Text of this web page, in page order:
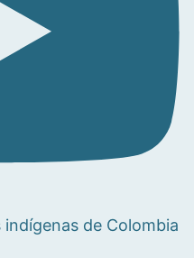
indígenas de Colombia